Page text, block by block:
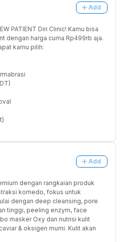
Add
PATIENT Diri Clinic! Kamu bisa
dengan harga cuma Rp499rb aja.
kamu pilih:
Add
dengan rangkaian produk
komedo, fokus untuk
dengan deep cleansing, pore
tinggi, peeling enzym, face
masker Oxy dan nutrisi kulit
& oksigen murni. Kulit akan